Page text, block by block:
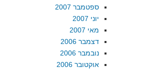
ספטמבר 2007
יוני 2007
מאי 2007
דצמבר 2006
נובמבר 2006
אוקטובר 2006